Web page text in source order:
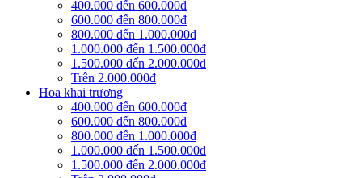
400.000 đến 600.000đ
600.000 đến 800.000đ
800.000 đến 1.000.000đ
1.000.000 đến 1.500.000đ
1.500.000 đến 2.000.000đ
Trên 2.000.000đ
Hoa khai trương
400.000 đến 600.000đ
600.000 đến 800.000đ
800.000 đến 1.000.000đ
1.000.000 đến 1.500.000đ
1.500.000 đến 2.000.000đ